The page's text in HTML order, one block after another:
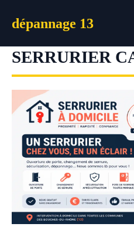
dépannage 13
SERRURIER